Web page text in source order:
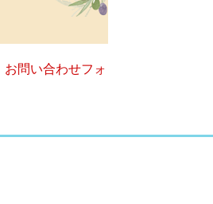
問い合わせフォ